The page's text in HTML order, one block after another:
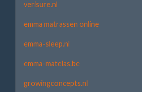
verisure.nl
emma matrassen online
emma-sleep.nl
emma-matelas.be
growingconcepts.nl